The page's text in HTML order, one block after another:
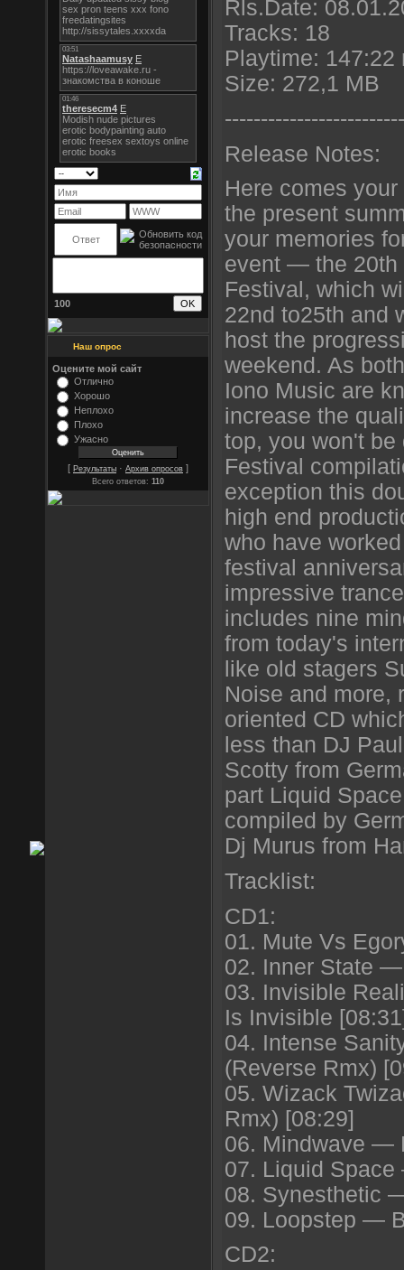
100
Наш опрос
Оцените мой сайт
Отлично
Хорошо
Неплохо
Плохо
Ужасно
[ Результаты · Архив опросов ]
Всего ответов: 110
Rls.Date:
Tracks: 18
Playtime: 147:22
Size: 272,1 MB
----------------------
Release Notes:
Here comes
the present
your memories
event — the 20th
Festival, which
22nd to25th and
host the
weekend. As
Iono Music are
increase the
top, you won't
Festival
exception this
high end
who have
festival
impressive
includes nine
from today's
like old stagers
Noise and more,
oriented CD
less than DJ
Scotty from
part Liquid
compiled by
Dj Murus from
Tracklist:
CD1:
01. Mute Vs
02. Inner State
03. Invisible
Is Invisible
04. Intense
(Reverse Rmx)
05. Wizack
Rmx) [08:29]
06. Mindwave —
07. Liquid
08. Synesthetic
09. Loopstep —
CD2: